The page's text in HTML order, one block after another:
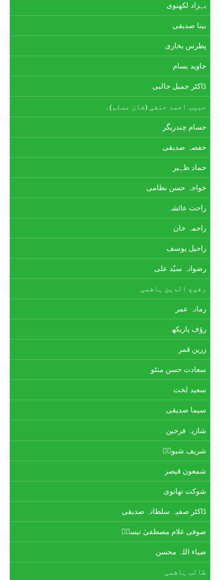
بہزاد لکھنوی
بینا صدیقی
پطرس بخاری
جاوید بسام
ڈاکٹر جمیل جالبی
حبیب احمد حنفی (شان مسلم)۔
حسام چندریگر
حفصہ صدیقی
حماد ظہیر
خواجہ حسن نظامی
راحت عائشہ
راحمہ خان
راحیل یوسف
رضوانہ سیّد علی
رفیع الدین ہاشمی
رمانہ عمر
رؤف پاریکھ
زرین قمر
سعادت حسن منٹو
سعید لخت
سیما صدیقی
شازیہ فرحین
شریف شیوہؔ
شمعون قیصر
شوکت تھانوی
ڈاکٹر صفیہ سلطانہ صدیقی
صوفی غلام مصطفیٰ تبسمؔ
ضیاء اللہ محسن
طالب ہاشمی